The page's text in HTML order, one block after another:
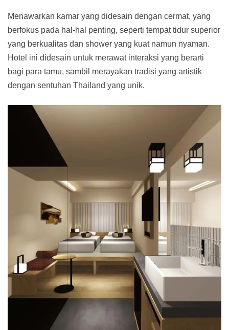
Menawarkan kamar yang didesain dengan cermat, yang
berfokus pada hal-hal penting, seperti tempat tidur superior
yang berkualitas dan shower yang kuat namun nyaman.
Hotel ini didesain untuk merawat interaksi yang berarti
bagi para tamu, sambil merayakan tradisi yang artistik
dengan sentuhan Thailand yang unik.